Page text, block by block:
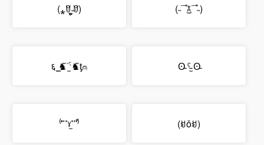
(⁎ꆤ ̵ູ̫ꆤ) (˵¯͒࿄¯͒˵)
६ ͇♞͂ۜ ˑ̫♞͂ƫ⍝ ʘ̵ ˤ̵̫ ʘ̵
⁽͑ʺ˚ˠ̫˚ʺ⁾̉ (ꀂǒꀂ)